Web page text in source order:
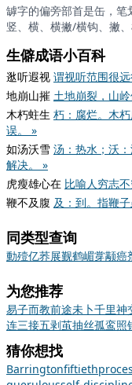
罅字的偏旁部首是缶，笔
竖、横、横撇/横钩、撇
生僻成语小百科
逖听遐视 谓视听范围很
地崩山摧 土地崩裂，山
木朽蛀生 朽：腐烂。木
误。 »
如汤沃雪 汤：热水；沃
解决。 »
虎瘦雄心在 比喻人穷志
鞭不及腹 及：到。指鞭
同类型查询
動殪亿荞展觐鹤嵋牚颟癌
为您推荐
易子而教前途未卜千里神
连三接五剥茧抽丝孤鸾照
猜你想找
Barringtonfiftieth